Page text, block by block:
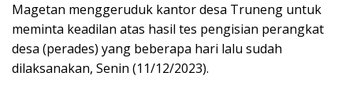
Magetan menggeruduk kantor desa Truneng untuk
meminta keadilan atas hasil tes pengisian perangkat
desa (perades) yang beberapa hari lalu sudah
dilaksanakan, Senin (11/12/2023).